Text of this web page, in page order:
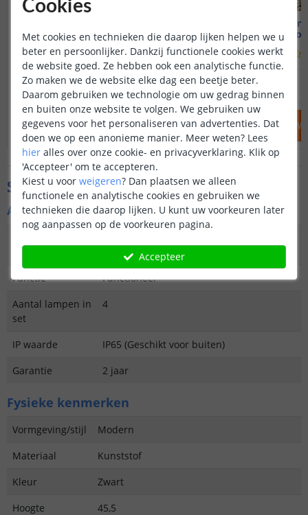
52 cm hoog - Warm wit
(123 reviews)
OP VOORRAAD 29,95
IN WINKELWAGEN
Solar
50 cm
OP VOORRAAD
IN
Specificaties
Algemene kenmerken
buitenverlichting
Functie
Functioneel
Aantal lampen in
set
4
IP waarde
IP65 (Geschikt voor buiten)
Garantie
2 jaar
Fysieke kenmerken
Vormgeving/stijl
Modern
Materiaal
Kunststof
Kleur
Zwart
Hoogte
45,5
Cookies
Met cookies en technieken die daarop lijken helpen we u
beter en persoonlijker. Dankzij functionele cookies werkt
de website goed. Ze hebben ook een analytische functie.
Zo maken we de website elke dag een beetje beter.
Daarom gebruiken we technologie om uw gedrag binnen
en buiten onze website te volgen. We gebruiken uw
gegevens voor het personaliseren van advertenties. Dat
doen we op een anonieme manier. Meer weten? Lees
hier alles over onze cookie- en privacyverklaring. Klik op
'Accepteer' om te accepteren.
Kiest u voor weigeren? Dan plaatsen we alleen
functionele en analytische cookies en gebruiken we
technieken die daarop lijken. U kunt uw voorkeuren later
nog aanpassen op de voorkeuren pagina.
Accepteer